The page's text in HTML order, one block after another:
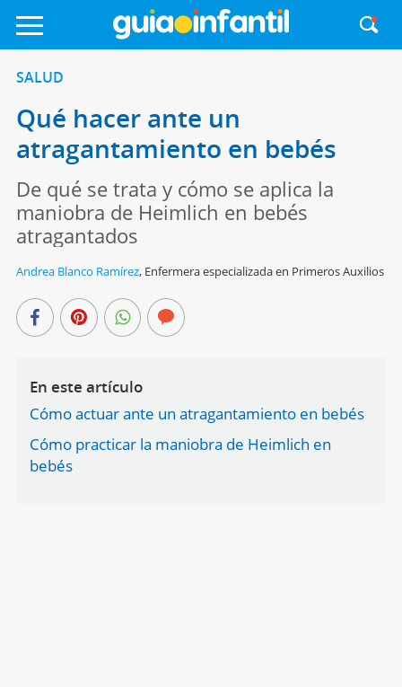
SALUD
Qué hacer ante un
atragantamiento en bebés
De qué se trata y cómo se aplica la
maniobra de Heimlich en bebés
atragantados
Andrea Blanco Ramírez, Enfermera especializada en Primeros Auxilios
En este artículo
Cómo actuar ante un atragantamiento en bebés
Cómo practicar la maniobra de Heimlich en
bebés